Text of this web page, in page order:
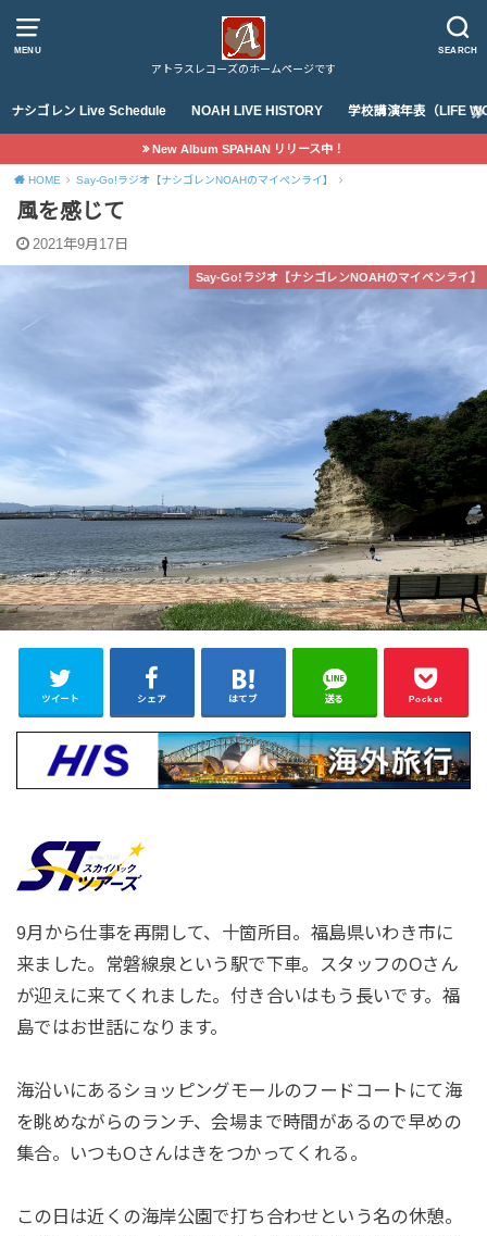
MENU SEARCH
アトラスレコーズのホームページです
ナシゴレン Live Schedule NOAH LIVE HISTORY 学校講演年表（LIFE
New Album SPAHAN リリース中！
HOME Say-Go!ラジオ【ナシゴレンNOAHのマイペンライ】
風を感じて
2021年9月17日
Say-Go!ラジオ【ナシゴレンNOAHのマイペンライ】
ツイート シェア はてブ 送る Pocket
9月から仕事を再開して、十箇所目。福島県いわき市に
来ました。常磐線泉という駅で下車。スタッフのOさん
が迎えに来てくれました。付き合いはもう長いです。福
島ではお世話になります。
海沿いにあるショッピングモールのフードコートにて海
を眺めながらのランチ、会場まで時間があるので早めの
集合。いつもOさんはきをつかってくれる。
この日は近くの海岸公園で打ち合わせという名の休憩。